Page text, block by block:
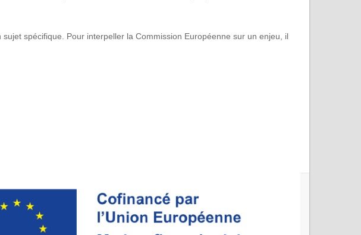
spécifique. Pour interpeller la Commission Européenne sur un enjeu, il